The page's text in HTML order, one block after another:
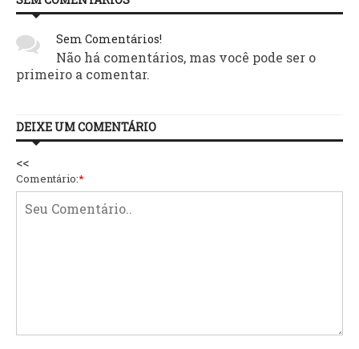
Sem Comentários!
Não há comentários, mas você pode ser o
primeiro a comentar.
DEIXE UM COMENTÁRIO
<<
Comentário:*